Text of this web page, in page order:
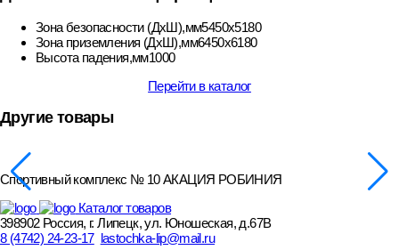
Зона безопасности (ДхШ),мм5450х5180
Зона приземления (ДхШ),мм6450х6180
Высота падения,мм1000
Перейти в каталог
Другие товары
Спортивный комплекс № 10 АКАЦИЯ РОБИНИЯ
Каталог товаров
398902 Россия, г. Липецк, ул. Юношеская, д.67В
8 (4742) 24-23-17 lastochka-lip@mail.ru